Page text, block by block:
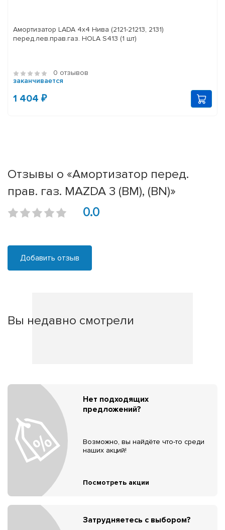
Амортизатор LADA 4x4 Нива (2121-21213, 2131)
перед.лев.прав.газ. HOLA S413 (1 шт)
0 отзывов
заканчивается
1 404 ₽
Отзывы о «Амортизатор перед.
прав. газ. MAZDA 3 (BM), (BN)»
0.0
Добавить отзыв
Вы недавно смотрели
Нет подходящих
предложений?
Возможно, вы найдёте что-то среди
наших акций!
Посмотреть акции
Затрудняетесь с выбором?